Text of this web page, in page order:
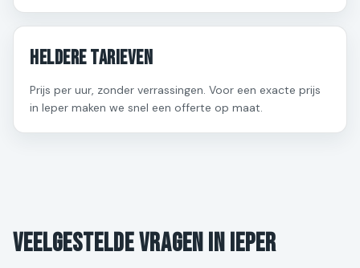
Heldere tarieven
Prijs per uur, zonder verrassingen. Voor een exacte prijs
in Ieper maken we snel een offerte op maat.
Veelgestelde vragen in Ieper